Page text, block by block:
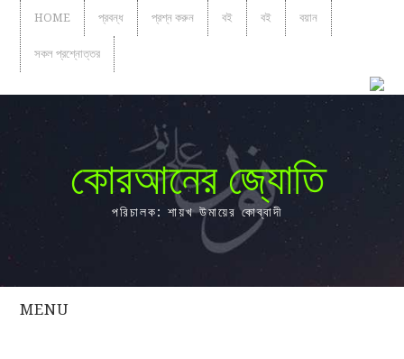
HOME প্রবন্ধ প্রশ্ন করুন বই বই বয়ান
সকল প্রশ্নোত্তর
কোরআনের জ্যোতি
পরিচালক: শায়খ উমায়ের কোব্বাদী
MENU
সকল